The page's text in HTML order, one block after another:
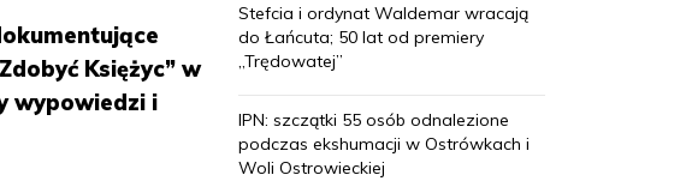
Księżyc” w
wypowiedzi i
Stefcia i ordynat Waldemar wracają
do Łańcuta; 50 lat od premiery
„Trędowatej”
IPN: szczątki 55 osób odnalezione
podczas ekshumacji w Ostrówkach i
Woli Ostrowieckiej